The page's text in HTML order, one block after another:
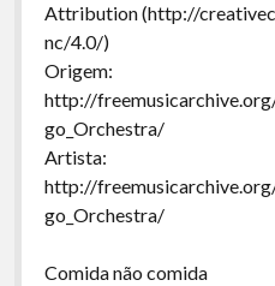
Attribution (http://
nc/4.0/)
Origem:
http://
go_Orchestra/
Artista:
http://
go_Orchestra/
Comida não comida